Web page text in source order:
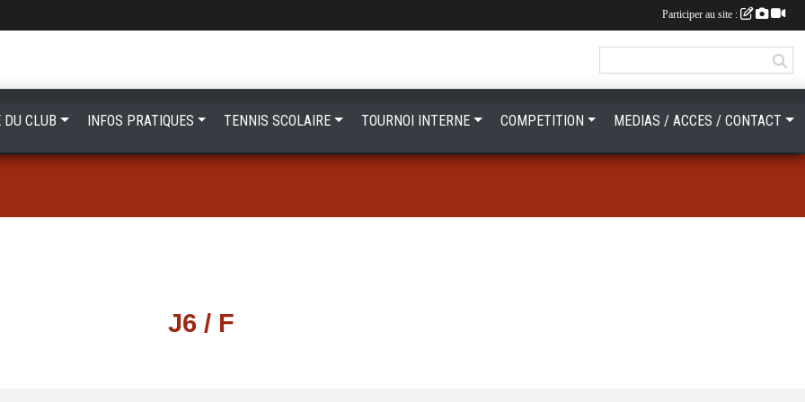
J6 / F
DU CLUB INFOS PRATIQUES TENNIS SCOLAIRE TOURNOI INTERNE COMPETITION MEDIAS / ACCES / CONTACT
Participer au site :